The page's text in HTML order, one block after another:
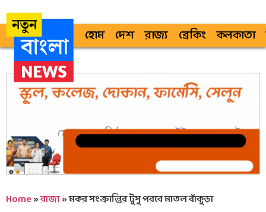
হোম দেশ রাজ্য ব্রেকিং কলকাতা
Home»রাজ্য»মকর সংক্রান্তির টুসু পরবে মাতল বাঁকুড়া